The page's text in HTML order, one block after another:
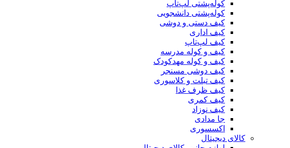
کوله‌پشتی لپ‌تاپ
کوله‌پشتی دانشجویی
کیف دستی و دوشی
کیف اداری
کیف لپ‌تاپ
کیف و کوله مدرسه
کیف و کوله مهدکودک
کیف دوشی مسنجر
کیف تبلت و کلاسوری
کیف ظرف غذا
کیف کمری
کیف نوزاد
جا مدادی
اکسسوری
کالای دیجیتال